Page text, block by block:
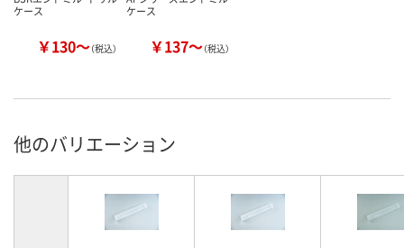
ケース
￥130～（税込）
ケース
￥137～（税込）
他のバリエーション